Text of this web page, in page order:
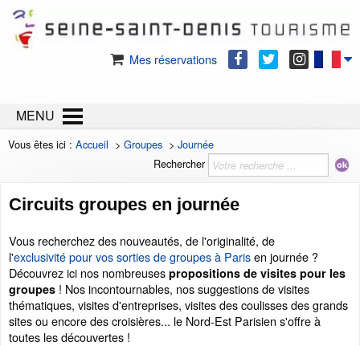
Mes réservations
MENU
Vous êtes ici : Accueil > Groupes > Journée
Rechercher
Circuits groupes en journée
Vous recherchez des nouveautés, de l'originalité, de
l'exclusivité pour vos sorties de groupes à Parisen journée ?
Découvrez ici nos nombreuses propositions de visites pour les
groupes ! Nos incontournables, nos suggestions de visites
thématiques, visites d'entreprises, visites des coulisses des grands
sites ou encore des croisières... le Nord-Est Parisien s'offre à
toutes les découvertes !